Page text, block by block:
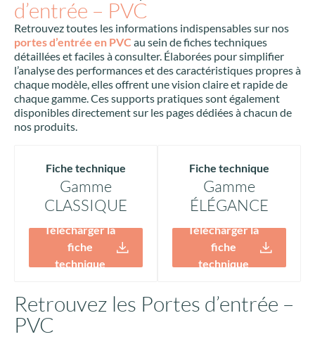
d’entrée – PVC
Retrouvez toutes les informations indispensables sur nos
portes d’entrée en PVC au sein de fiches techniques
détaillées et faciles à consulter. Élaborées pour simplifier
l’analyse des performances et des caractéristiques propres à
chaque modèle, elles offrent une vision claire et rapide de
chaque gamme. Ces supports pratiques sont également
disponibles directement sur les pages dédiées à chacun de
nos produits.
Fiche technique
Gamme
CLASSIQUE
Télécharger la
fiche
technique
Fiche technique
Gamme
ÉLÉGANCE
Télécharger la
fiche
technique
Retrouvez les Portes d’entrée –
PVC